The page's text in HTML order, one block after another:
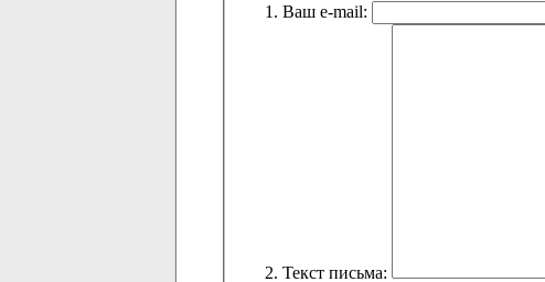
Ваш e-mail:
Текст письма: